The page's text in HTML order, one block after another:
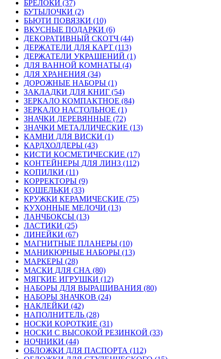
БРЕЛОКИ (37)
БУТЫЛОЧКИ (2)
БЬЮТИ ПОВЯЗКИ (10)
ВКУСНЫЕ ПОДАРКИ (6)
ДЕКОРАТИВНЫЙ СКОТЧ (44)
ДЕРЖАТЕЛИ ДЛЯ КАРТ (113)
ДЕРЖАТЕЛИ УКРАШЕНИЙ (1)
ДЛЯ ВАННОЙ КОМНАТЫ (4)
ДЛЯ ХРАНЕНИЯ (34)
ДОРОЖНЫЕ НАБОРЫ (1)
ЗАКЛАДКИ ДЛЯ КНИГ (54)
ЗЕРКАЛО КОМПАКТНОЕ (84)
ЗЕРКАЛО НАСТОЛЬНОЕ (1)
ЗНАЧКИ ДЕРЕВЯННЫЕ (72)
ЗНАЧКИ МЕТАЛЛИЧЕСКИЕ (13)
КАМНИ ДЛЯ ВИСКИ (1)
КАРДХОЛДЕРЫ (43)
КИСТИ КОСМЕТИЧЕСКИЕ (17)
КОНТЕЙНЕРЫ ДЛЯ ЛИНЗ (112)
КОПИЛКИ (11)
КОРРЕКТОРЫ (9)
КОШЕЛЬКИ (33)
КРУЖКИ КЕРАМИЧЕСКИЕ (75)
КУХОННЫЕ МЕЛОЧИ (13)
ЛАНЧБОКСЫ (13)
ЛАСТИКИ (25)
ЛИНЕЙКИ (67)
МАГНИТНЫЕ ПЛАНЕРЫ (10)
МАНИКЮРНЫЕ НАБОРЫ (13)
МАРКЕРЫ (28)
МАСКИ ДЛЯ СНА (80)
МЯГКИЕ ИГРУШКИ (12)
НАБОРЫ ДЛЯ ВЫРАЩИВАНИЯ (80)
НАБОРЫ ЗНАЧКОВ (24)
НАКЛЕЙКИ (42)
НАПОЛНИТЕЛЬ (28)
НОСКИ КОРОТКИЕ (31)
НОСКИ С ВЫСОКОЙ РЕЗИНКОЙ (33)
НОЧНИКИ (44)
ОБЛОЖКИ ДЛЯ ПАСПОРТА (112)